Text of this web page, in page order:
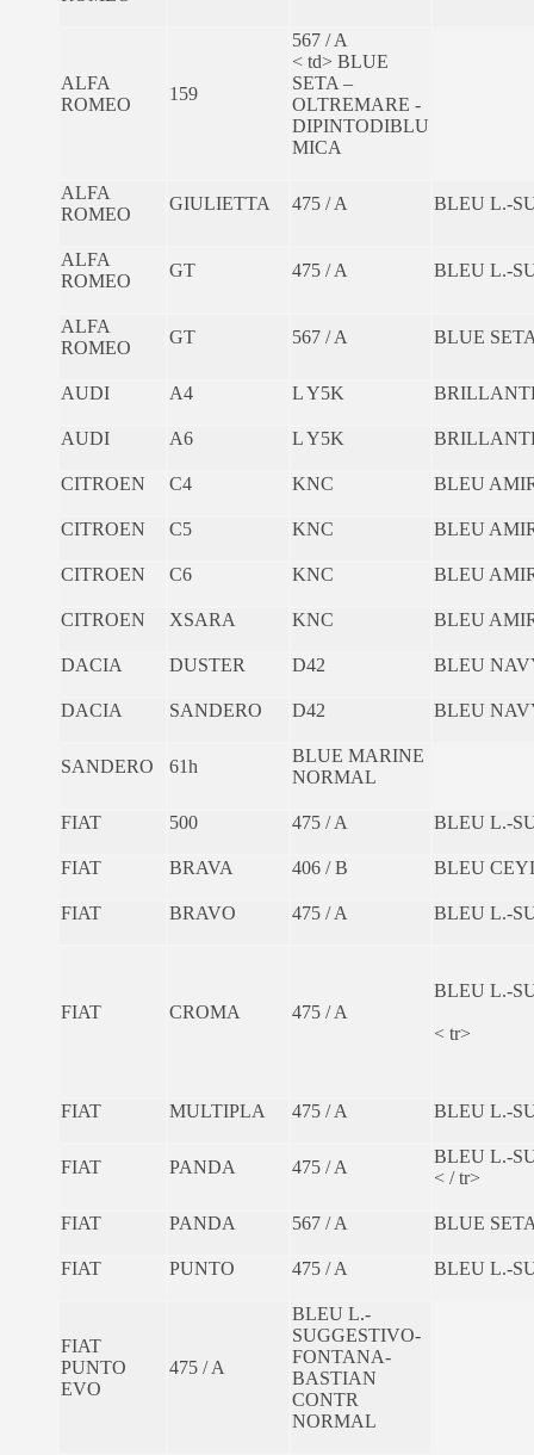
ALFA
ROMEO
159
567 / A
< td> BLUE
SETA –
OLTREMARE -
DIPINTODIBLU
MICA
ALFA
ROMEO
GIULIETTA 475 / A BLEU L.-
ALFA
ROMEO
GT 475 / A BLEU L.-
ALFA
ROMEO
GT 567 / A BLUE
AUDI A4 L Y5K
AUDI A6 L Y5K
CITROEN C4 KNC BLEU
CITROEN C5 KNC BLEU
CITROEN C6 KNC BLEU
CITROEN XSARA KNC BLEU
DACIA DUSTER D42 BLEU
DACIA SANDERO D42 BLEU
SANDERO 61h
BLUE MARINE
NORMAL
FIAT 500 475 / A BLEU L.-
FIAT BRAVA 406 / B BLEU
FIAT BRAVO 475 / A BLEU L.-
FIAT CROMA 475 / A
BLEU L.-
< tr>
FIAT MULTIPLA 475 / A BLEU L.-
FIAT PANDA 475 / A
BLEU L.-
< / tr>
FIAT PANDA 567 / A BLUE
FIAT PUNTO 475 / A BLEU L.-
FIAT
PUNTO
EVO
475 / A
BLEU L.-
SUGGESTIVO-
FONTANA-
BASTIAN
CONTR
NORMAL